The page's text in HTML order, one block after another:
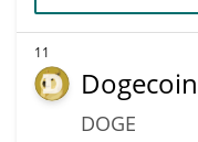
11
Dogecoin
DOGE